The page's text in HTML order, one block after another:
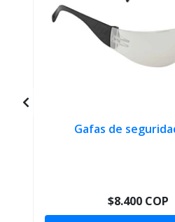
Gafas de
$8.400 COP